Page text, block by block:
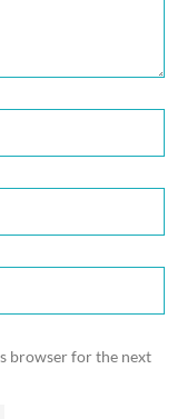
browser for the next